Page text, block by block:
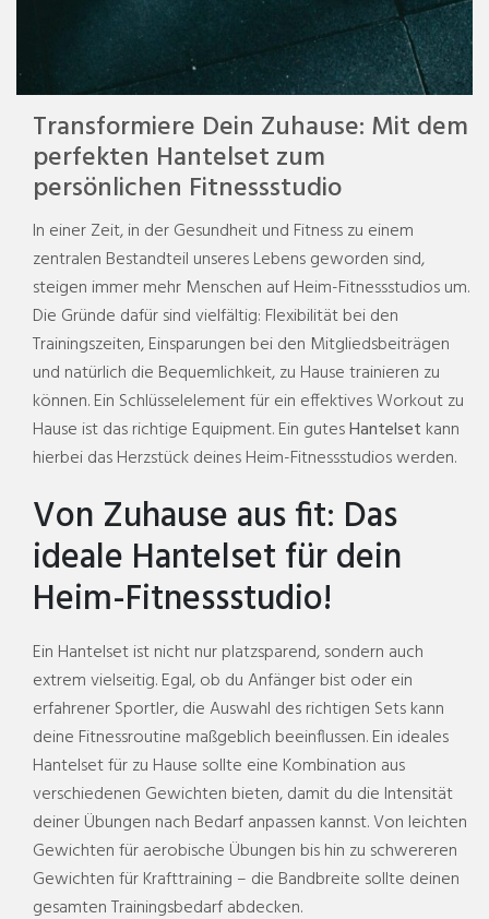
Transformiere Dein Zuhause: Mit dem
perfekten Hantelset zum
persönlichen Fitnessstudio
In einer Zeit, in der Gesundheit und Fitness zu einem
zentralen Bestandteil unseres Lebens geworden sind,
steigen immer mehr Menschen auf Heim-Fitnessstudios um.
Die Gründe dafür sind vielfältig: Flexibilität bei den
Trainingszeiten, Einsparungen bei den Mitgliedsbeiträgen
und natürlich die Bequemlichkeit, zu Hause trainieren zu
können. Ein Schlüsselelement für ein effektives Workout zu
Hause ist das richtige Equipment. Ein gutesHantelset kann
hierbei das Herzstück deines Heim-Fitnessstudios werden.
Von Zuhause aus fit: Das
ideale Hantelset für dein
Heim-Fitnessstudio!
Ein Hantelset ist nicht nur platzsparend, sondern auch
extrem vielseitig. Egal, ob du Anfänger bist oder ein
erfahrener Sportler, die Auswahl des richtigen Sets kann
deine Fitnessroutine maßgeblich beeinflussen. Ein ideales
Hantelset für zu Hause sollte eine Kombination aus
verschiedenen Gewichten bieten, damit du die Intensität
deiner Übungen nach Bedarf anpassen kannst. Von leichten
Gewichten für aerobische Übungen bis hin zu schwereren
Gewichten für Krafttraining – die Bandbreite sollte deinen
gesamten Trainingsbedarf abdecken.